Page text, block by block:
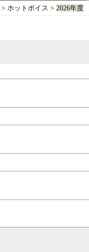
> ホットボイス > 2026年度